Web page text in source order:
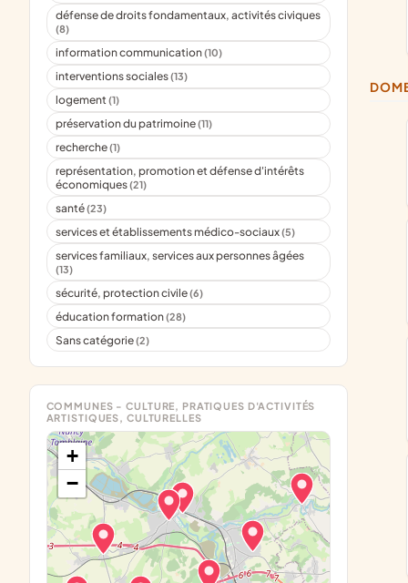
défense de droits fondamentaux, activités civiques
(8)
information communication(10)
interventions sociales(13)
logement(1)
préservation du patrimoine(11)
recherche(1)
représentation, promotion et défense d'intérêts
économiques(21)
santé(23)
services et établissements médico-sociaux(5)
services familiaux, services aux personnes âgées
(13)
sécurité, protection civile(6)
éducation formation(28)
Sans catégorie(2)
COMMUNES - CULTURE, PRATIQUES D'ACTIVITÉS
ARTISTIQUES, CULTURELLES
+
−